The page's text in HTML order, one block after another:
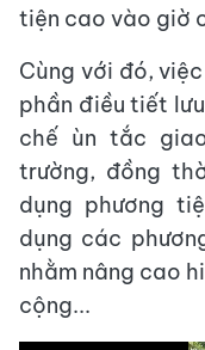
tiện cao vào giờ
Cùng với đó,
phần điều tiết
chế ùn tắc
trường, đồng
dụng phương
dụng các
nhằm nâng cao
cộng...